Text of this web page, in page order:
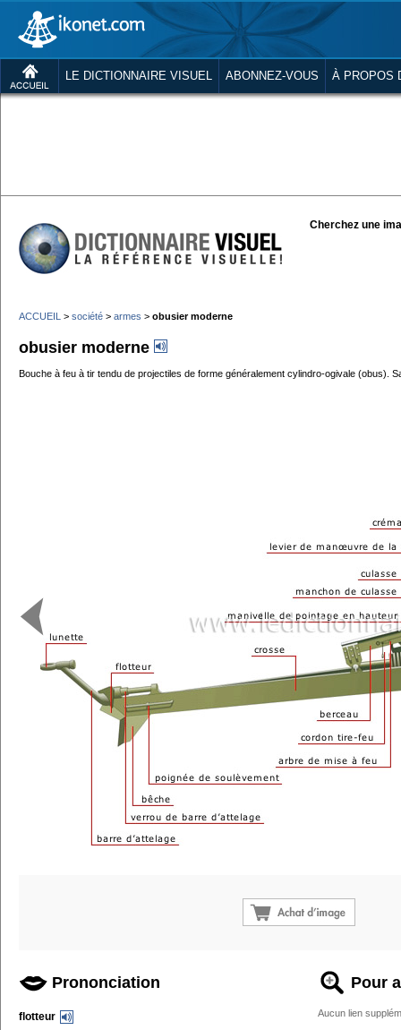
LE DICTIONNAIRE VISUEL ABONNEZ-VOUS À PROPOS
Cherchez une
ACCUEIL > société > armes > obusier moderne
obusier moderne
Bouche à feu à tir tendu de projectiles de forme généralement cylindro-ogivale (obus).
Prononciation
flotteur
Pour
Aucun lien